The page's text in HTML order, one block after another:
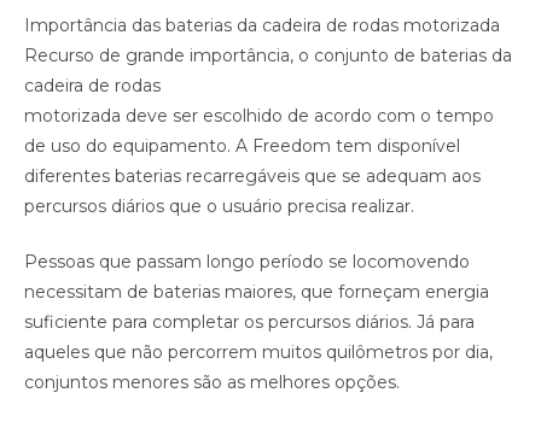
Importância das baterias da cadeira de rodas motorizada
Recurso de grande importância, o conjunto de baterias da
cadeira de rodas
motorizada deve ser escolhido de acordo com o tempo
de uso do equipamento. A Freedom tem disponível
diferentes baterias recarregáveis que se adequam aos
percursos diários que o usuário precisa realizar.
Pessoas que passam longo período se locomovendo
necessitam de baterias maiores, que forneçam energia
suficiente para completar os percursos diários. Já para
aqueles que não percorrem muitos quilômetros por dia,
conjuntos menores são as melhores opções.